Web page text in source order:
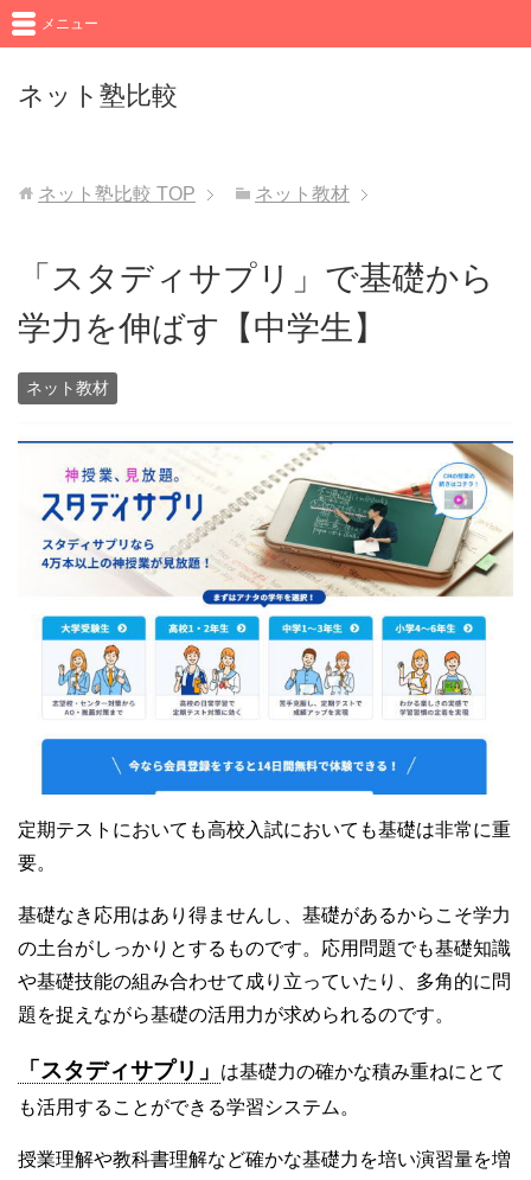
ネット塾比較
メニュー
ネット塾比較 TOP ネット教材
「スタディサプリ」で基礎から
学力を伸ばす【中学生】
ネット教材
定期テストにおいても高校入試においても基礎は非常に重
要。
基礎なき応用はあり得ませんし、基礎があるからこそ学力
の土台がしっかりとするものです。応用問題でも基礎知識
や基礎技能の組み合わせて成り立っていたり、多角的に問
題を捉えながら基礎の活用力が求められるのです。
「スタディサプリ」
は基礎力の確かな積み重ねにとて
も活用することができる学習システム。
授業理解や教科書理解など確かな基礎力を培い演習量を増